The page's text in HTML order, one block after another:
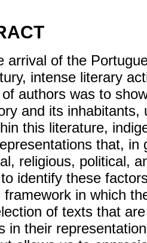
arrival of the
intense literary
authors was to
and its inhabitants,
this literature,
that, in
religious, political,
identify these
framework in which
of texts that
in their